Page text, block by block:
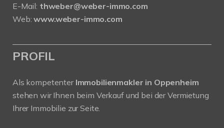
E-Mail: thweber@weber-immo.com
Web:www.weber-immo.com
PROFIL
Als kompetenter Immobilienmakler in Oppenheim
stehen wir Ihnen beim Verkauf und bei der Vermietung
Ihrer Immobilie zur Seite.